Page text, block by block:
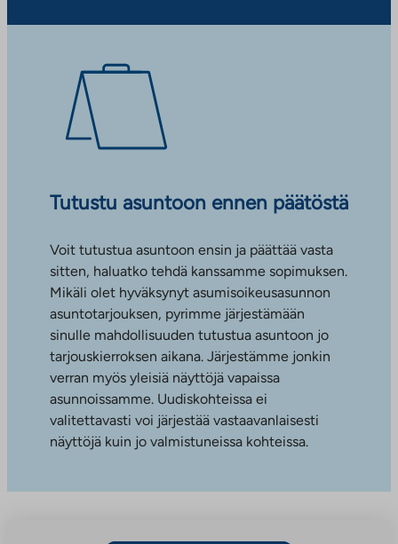
Tutustu asuntoon ennen päätöstä
Voit tutustua asuntoon ensin ja päättää vasta
sitten, haluatko tehdä kanssamme sopimuksen.
Mikäli olet hyväksynyt asumisoikeusasunnon
asuntotarjouksen, pyrimme järjestämään
sinulle mahdollisuuden tutustua asuntoon jo
tarjouskierroksen aikana. Järjestämme jonkin
verran myös yleisiä näyttöjä vapaissa
asunnoissamme. Uudiskohteissa ei
valitettavasti voi järjestää vastaavanlaisesti
näyttöjä kuin jo valmistuneissa kohteissa.